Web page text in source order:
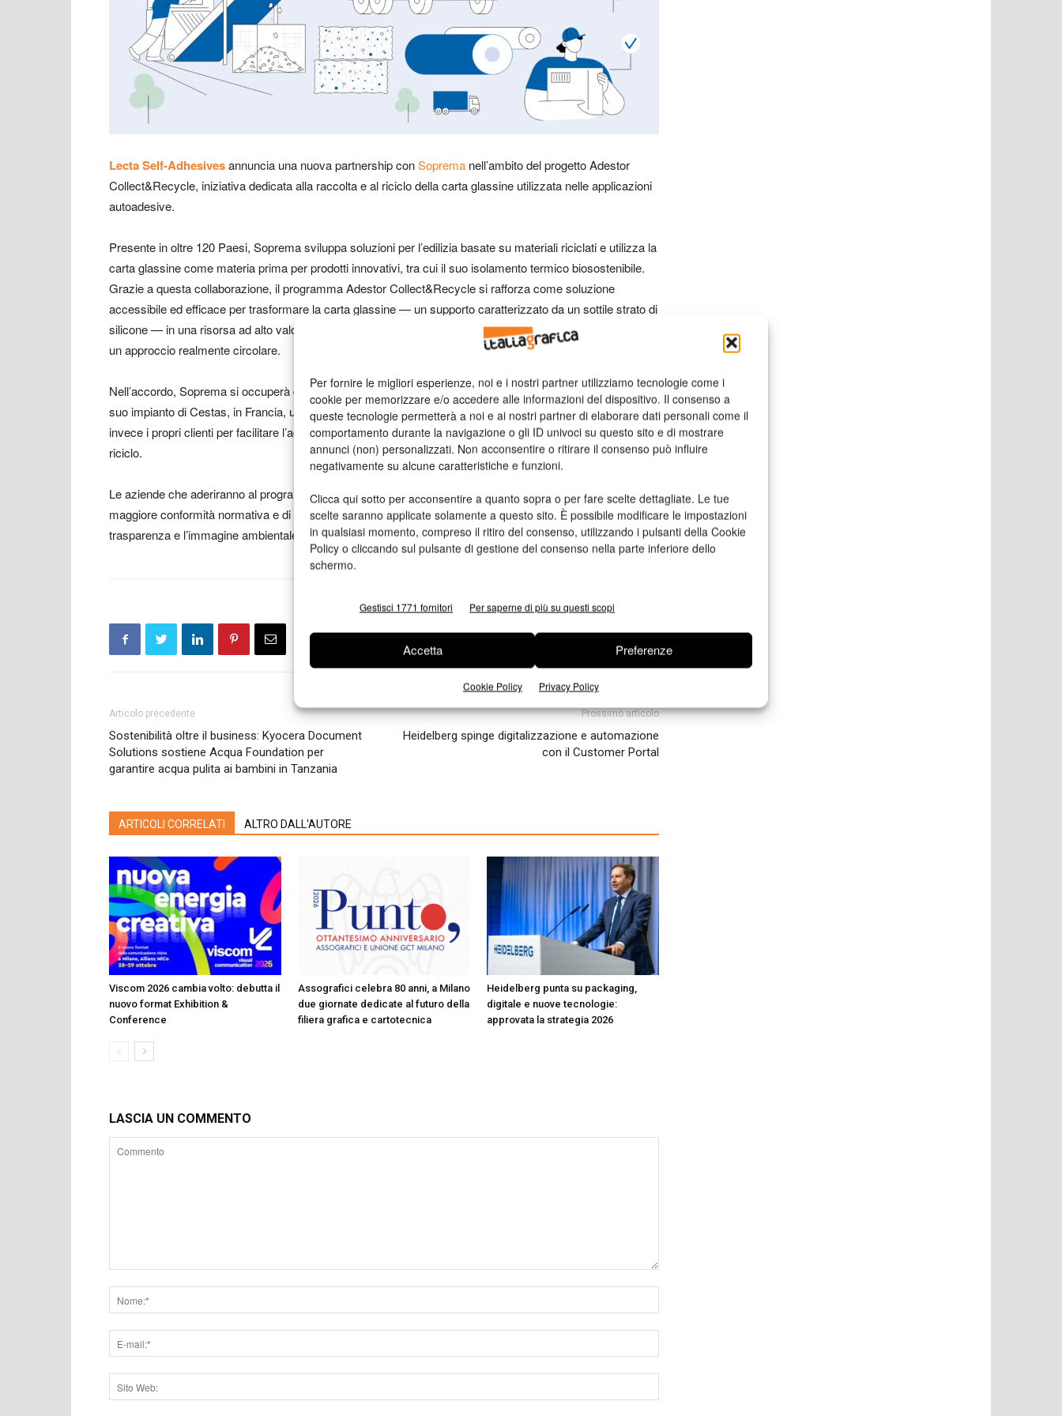
Per fornire le migliori esperienze, noi e i nostri partner utilizziamo tecnologie come i
cookie per memorizzare e/o accedere alle informazioni del dispositivo. Il consenso a
queste tecnologie permetterà a noi e ai nostri partner di elaborare dati personali come il
comportamento durante la navigazione o gli ID univoci su questo sito e di mostrare
annunci (non) personalizzati. Non acconsentire o ritirare il consenso può influire
negativamente su alcune caratteristiche e funzioni.
Clicca qui sotto per acconsentire a quanto sopra o per fare scelte dettagliate. Le tue
scelte saranno applicate solamente a questo sito. È possibile modificare le impostazioni
in qualsiasi momento, compreso il ritiro del consenso, utilizzando i pulsanti della Cookie
Policy o cliccando sul pulsante di gestione del consenso nella parte inferiore dello
schermo.
Gestisci 1771 fornitori Per saperne di più su questi scopi
Accetta Preferenze
Cookie Policy Privacy Policy
Lecta Self-Adhesivesannuncia una nuova partnership conSoprema nell’ambito del progetto Adestor
Collect&Recycle, iniziativa dedicata alla raccolta e al riciclo della carta glassine utilizzata nelle applicazioni
autoadesive.
Presente in oltre 120 Paesi, Soprema sviluppa soluzioni per l’edilizia basate su materiali riciclati e utilizza la
carta glassine come materia prima per prodotti innovativi, tra cui il suo isolamento termico biosostenibile.
Grazie a questa collaborazione, il programma Adestor Collect&Recycle si rafforza come soluzione
accessibile ed efficace per trasformare la carta glassine — un supporto caratterizzato da un sottile strato di
silicone — in una risorsa ad alto valore, evitando lo smaltimento in discarica o l’incenerimento e favorendo
un approccio realmente circolare.
Nell’accordo, Soprema si occuperà della raccolta, del trasporto e della trasformazione dei rifiuti presso il
suo impianto di Cestas, in Francia, utilizzando un processo brevettato. Lecta Self-Adhesives informerà
invece i propri clienti per facilitare l’accesso al servizio, senza intervenire direttamente nel processo di
riciclo.
Le aziende che aderiranno al programma potranno beneficiare di una significativa riduzione dei rifiuti, di una
maggiore conformità normativa e di un rafforzamento della propria strategia di sostenibilità, migliorando la
trasparenza e l’immagine ambientale verso clienti e stakeholder.
Articolo precedente
Sostenibilità oltre il business: Kyocera Document
Solutions sostiene Acqua Foundation per
garantire acqua pulita ai bambini in Tanzania
Prossimo articolo
Heidelberg spinge digitalizzazione e automazione
con il Customer Portal
ARTICOLI CORRELATI ALTRO DALL'AUTORE
Viscom 2026 cambia volto: debutta il
nuovo format Exhibition &
Conference
Assografici celebra 80 anni, a Milano
due giornate dedicate al futuro della
filiera grafica e cartotecnica
Heidelberg punta su packaging,
digitale e nuove tecnologie:
approvata la strategia 2026
LASCIA UN COMMENTO